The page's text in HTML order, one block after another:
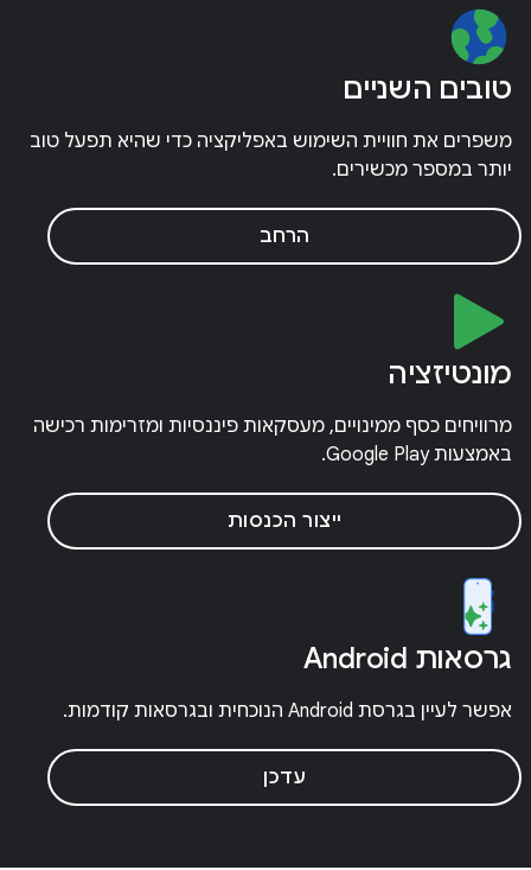
טובים השניים
משפרים את חוויית השימוש באפליקציה כדי שהיא תפעל טוב
יותר במספר מכשירים.
הרחב
מונטיזציה
מרוויחים כסף ממינויים, מעסקאות פיננסיות ומזרימות רכישה
באמצעות Google Play.
ייצור הכנסות
גרסאות Android
אפשר לעיין בגרסת Android הנוכחית ובגרסאות קודמות.
עדכן